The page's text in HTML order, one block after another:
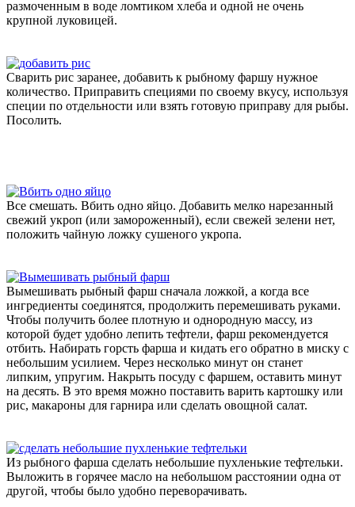
размоченным в воде ломтиком хлеба и одной не очень
крупной луковицей.
Сварить рис заранее, добавить к рыбному фаршу нужное
количество. Приправить специями по своему вкусу, используя
специи по отдельности или взять готовую приправу для рыбы.
Посолить.
Все смешать. Вбить одно яйцо. Добавить мелко нарезанный
свежий укроп (или замороженный), если свежей зелени нет,
положить чайную ложку сушеного укропа.
Вымешивать рыбный фарш сначала ложкой, а когда все
ингредиенты соединятся, продолжить перемешивать руками.
Чтобы получить более плотную и однородную массу, из
которой будет удобно лепить тефтели, фарш рекомендуется
отбить. Набирать горсть фарша и кидать его обратно в миску с
небольшим усилием. Через несколько минут он станет
липким, упругим. Накрыть посуду с фаршем, оставить минут
на десять. В это время можно поставить варить картошку или
рис, макароны для гарнира или сделать овощной салат.
Из рыбного фарша сделать небольшие пухленькие тефтельки.
Выложить в горячее масло на небольшом расстоянии одна от
другой, чтобы было удобно переворачивать.